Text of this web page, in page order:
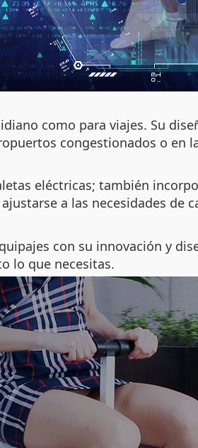
como para viajes. Su
congestionados o en
eléctricas; también
a las necesidades de
con su innovación y
lo que necesitas.